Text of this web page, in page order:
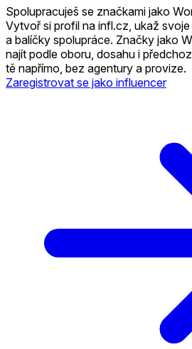
Spolupracuješ se značkami jako
Vytvoř si profil na infl.cz, ukaž
a balíčky spolupráce. Značky jako
najít podle oboru, dosahu i
tě napřímo, bez agentury a provize.
Zaregistrovat se jako influencer